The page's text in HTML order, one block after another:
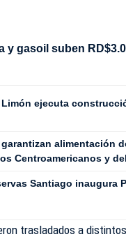
y gasoil suben
ejecuta
garantizan alimentación
Centroamericanos y
Santiago inaugura
trasladados a